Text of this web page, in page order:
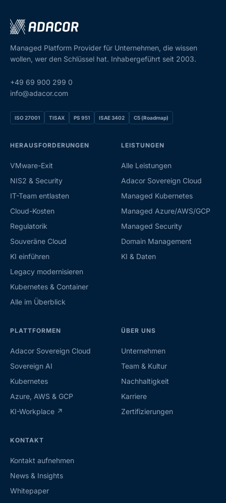
Managed Platform Provider für Unternehmen, die wissen
wollen, wer den Schlüssel hat. Inhabergeführt seit 2003.
+49 69 900 299 0
info@adacor.com
ISO 27001 TISAX PS 951 ISAE 3402 C5 (Roadmap)
HERAUSFORDERUNGEN
VMware-Exit
NIS2 & Security
IT-Team entlasten
Cloud-Kosten
Regulatorik
Souveräne Cloud
KI einführen
Legacy modernisieren
Kubernetes & Container
Alle im Überblick
LEISTUNGEN
Alle Leistungen
Adacor Sovereign Cloud
Managed Kubernetes
Managed Azure/AWS/GCP
Managed Security
Domain Management
KI & Daten
PLATTFORMEN
Adacor Sovereign Cloud
Sovereign AI
Kubernetes
Azure, AWS & GCP
KI-Workplace ↗
ÜBER UNS
Unternehmen
Team & Kultur
Nachhaltigkeit
Karriere
Zertifizierungen
KONTAKT
Kontakt aufnehmen
News & Insights
Whitepaper